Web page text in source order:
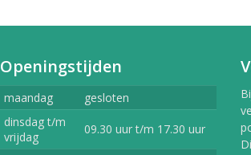
Openingstijden
maandag
gesloten
dinsdag t/m
vrijdag
09.30 uur t/m 17.30 uur